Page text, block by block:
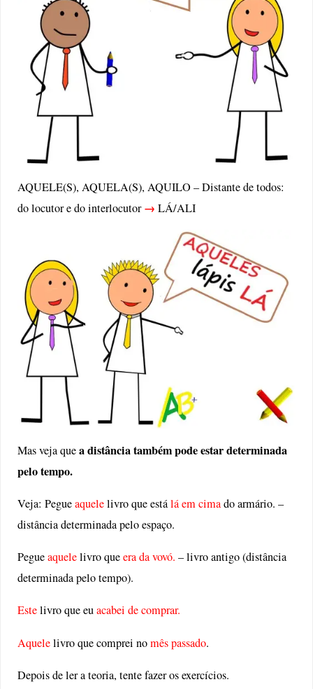
AQUELE(S), AQUELA(S), AQUILO – Distante de todos:
do locutor e do interlocutor→ LÁ/ALI
Mas veja quea distância também pode estar determinada
pelo tempo.
Veja: Pegueaquelelivro que estálá em cimado armário. –
distância determinada pelo espaço.
Pegueaquelelivro queera da vovó. – livro antigo (distância
determinada pelo tempo).
Estelivro que euacabei de comprar.
Aquelelivro que comprei nomês passado.
Depois de ler a teoria, tente fazer os exercícios.